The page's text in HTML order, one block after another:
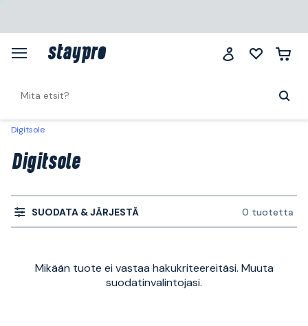
Digitsole
Digitsole
SUODATA & JÄRJESTÄ 0 tuotetta
Mikään tuote ei vastaa hakukriteereitäsi. Muuta
suodatinvalintojasi.